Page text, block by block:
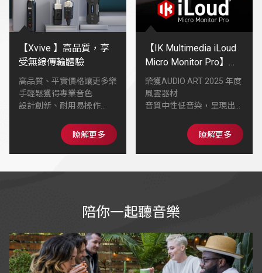
【Xvive 】高品質，享
受無線傳輸體驗
高品質、平實價格讓更多樂
手輕鬆獲得專業音色
設計創新、耐用易操作
能帶來穩定可靠的Tone
陪伴每位音樂人找到屬於自
已的聲音
瞭解更多
【IK Multimedia iLoud
Micro Monitor Pro】喇
叭外型精巧隨處都可建
構個人專業錄音室
榮獲AUDIO ART 2025 年度
風雲器材
音質中性低音染，呈現出健
能發出比喇叭體型更大的音
壓，全頻段具備線性表現，
沒有突起扭曲
喇叭外型精巧，方便攜帶，
隨處都可建構個人專業錄音
瞭解更多
陪你一起聽音樂